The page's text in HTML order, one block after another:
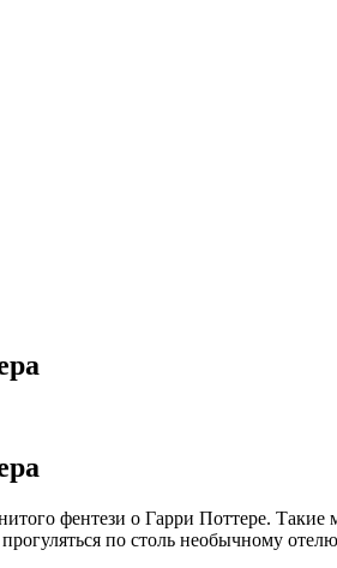
фентези о Гарри Поттере.
по столь необычному отелю